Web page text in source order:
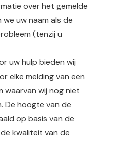
over het gemelde
uw naam als de
(tenzij u
uw hulp bieden wij
elke melding van een
waarvan wij nog niet
De hoogte van de
op basis van de
kwaliteit van de